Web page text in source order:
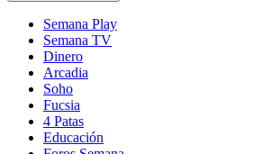
Semana Play
Semana TV
Dinero
Arcadia
Soho
in
new
window
Fucsia
in
new
4 Patas
Educación